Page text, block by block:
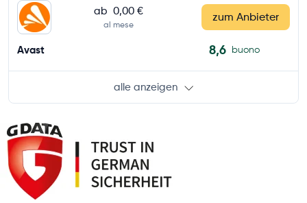
ab 0,00 €
al mese
zum Anbieter
Avast 8,6 buono
alle anzeigen